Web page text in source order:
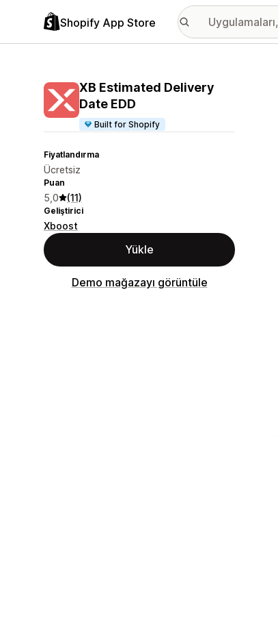
Shopify App Store
XB Estimated Delivery
Date EDD
Built for Shopify
Fiyatlandırma
Ücretsiz
Puan
5,0 (11)
Geliştirici
Xboost
Yükle
Demo mağazayı görüntüle